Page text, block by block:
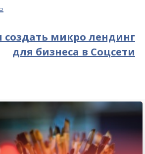
создать микро лендинг
для бизнеса в Соцсети